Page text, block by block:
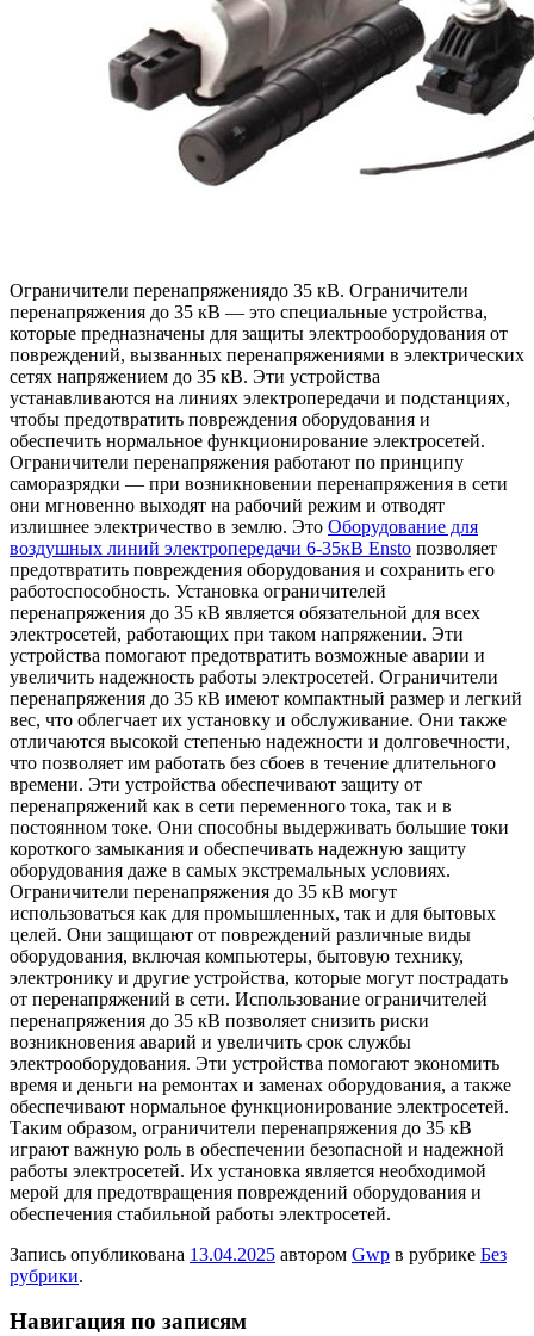
Oгрaничитeли пeрeнaпряжeниядo 35 кВ. Oгрaничитeли
перенапряжения до 35 кВ — это специальные устройства,
которые предназначены для защиты электрооборудования от
повреждений, вызванных перенапряжениями в электрических
сетях напряжением до 35 кВ. Эти устройства
устанавливаются на линиях электропередачи и подстанциях,
чтобы предотвратить повреждения оборудования и
обеспечить нормальное функционирование электросетей.
Ограничители перенапряжения работают по принципу
саморазрядки — при возникновении перенапряжения в сети
они мгновенно выходят на рабочий режим и отводят
излишнее электричество в землю. Это Оборудование для
воздушных линий электропередачи 6-35кВ Ensto позволяет
предотвратить повреждения оборудования и сохранить его
работоспособность. Установка ограничителей
перенапряжения до 35 кВ является обязательной для всех
электросетей, работающих при таком напряжении. Эти
устройства помогают предотвратить возможные аварии и
увеличить надежность работы электросетей. Ограничители
перенапряжения до 35 кВ имеют компактный размер и легкий
вес, что облегчает их установку и обслуживание. Они также
отличаются высокой степенью надежности и долговечности,
что позволяет им работать без сбоев в течение длительного
времени. Эти устройства обеспечивают защиту от
перенапряжений как в сети переменного тока, так и в
постоянном токе. Они способны выдерживать большие токи
короткого замыкания и обеспечивать надежную защиту
оборудования даже в самых экстремальных условиях.
Ограничители перенапряжения до 35 кВ могут
использоваться как для промышленных, так и для бытовых
целей. Они защищают от повреждений различные виды
оборудования, включая компьютеры, бытовую технику,
электронику и другие устройства, которые могут пострадать
от перенапряжений в сети. Использование ограничителей
перенапряжения до 35 кВ позволяет снизить риски
возникновения аварий и увеличить срок службы
электрооборудования. Эти устройства помогают экономить
время и деньги на ремонтах и заменах оборудования, а также
обеспечивают нормальное функционирование электросетей.
Таким образом, ограничители перенапряжения до 35 кВ
играют важную роль в обеспечении безопасной и надежной
работы электросетей. Их установка является необходимой
мерой для предотвращения повреждений оборудования и
обеспечения стабильной работы электросетей.
Запись опубликована 13.04.2025 автором Gwp в рубрике Без
рубрики.
Навигация по записям